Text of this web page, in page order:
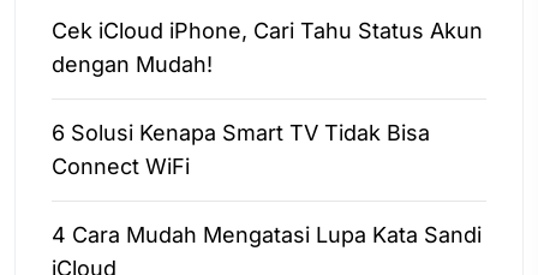
Cek iCloud iPhone, Cari Tahu Status Akun
dengan Mudah!
6 Solusi Kenapa Smart TV Tidak Bisa
Connect WiFi
4 Cara Mudah Mengatasi Lupa Kata Sandi
iCloud